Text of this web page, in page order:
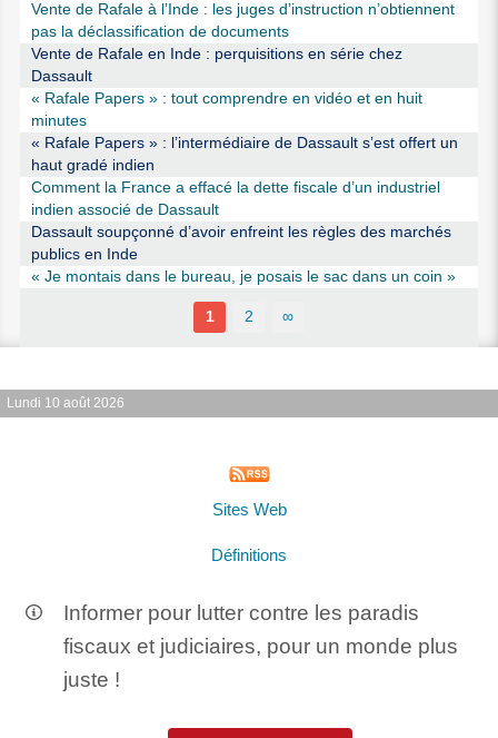
Vente de Rafale à l’Inde : les juges d’instruction n’obtiennent
pas la déclassification de documents
Vente de Rafale en Inde : perquisitions en série chez
Dassault
« Rafale Papers » : tout comprendre en vidéo et en huit
minutes
« Rafale Papers » : l’intermédiaire de Dassault s’est offert un
haut gradé indien
Comment la France a effacé la dette fiscale d’un industriel
indien associé de Dassault
Dassault soupçonné d’avoir enfreint les règles des marchés
publics en Inde
« Je montais dans le bureau, je posais le sac dans un coin »
1 2 ∞
Lundi 10 août 2026
Sites Web
Définitions
Informer pour lutter contre les paradis
fiscaux et judiciaires, pour un monde plus
juste !